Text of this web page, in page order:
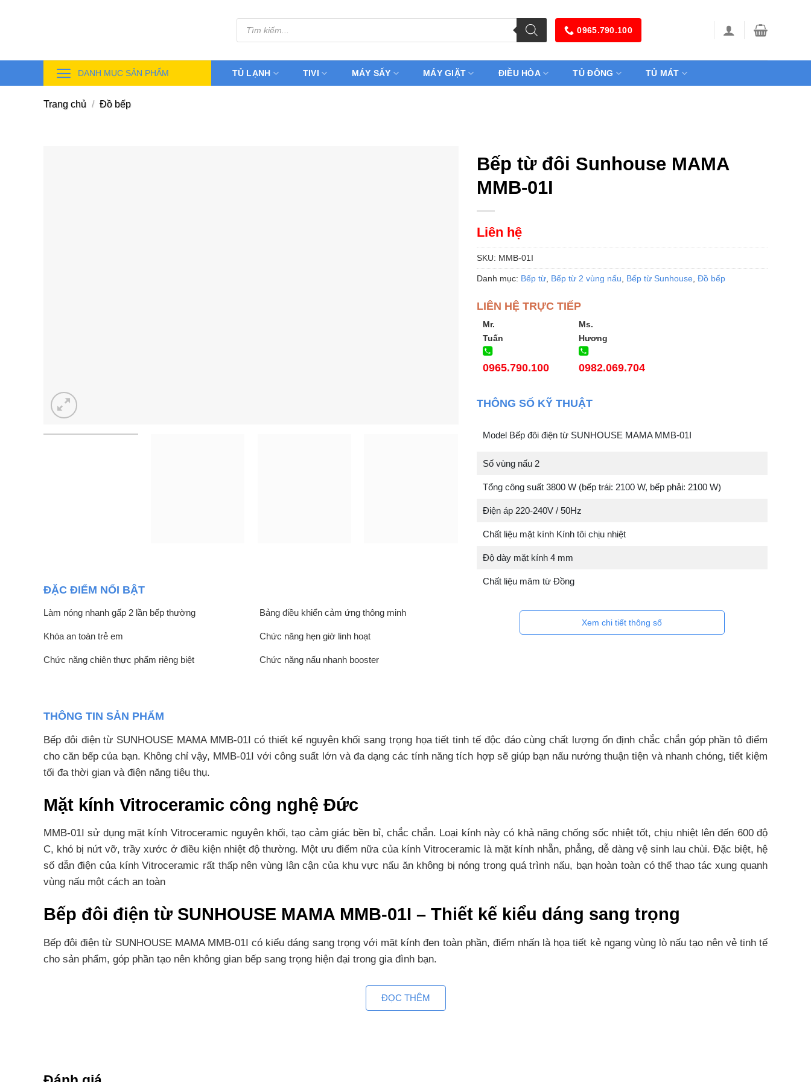
Tìm
kiếm
sản
0965.790.100
DANH MỤC SẢN PHẨM TỦ LẠNH TIVI MÁY SẤY MÁY GIẶT ĐIỀU HÒA TỦ ĐÔNG TỦ MÁT
Trang chủ / Đồ bếp
ĐẶC ĐIỂM NỔI BẬT
Làm nóng nhanh gấp 2 lần bếp thường Bảng điều khiển cảm ứng thông minh
Khóa an toàn trẻ em Chức năng hẹn giờ linh hoạt
Chức năng chiên thực phẩm riêng biệt Chức năng nấu nhanh booster
Bếp từ đôi Sunhouse MAMA
MMB-01I
Liên hệ
SKU: MMB-01I
Danh mục: Bếp từ, Bếp từ 2 vùng nấu Bếp từ Sunhouse Đồ bếp
LIÊN HỆ TRỰC TIẾP
Mr.
Tuấn
0965.790.100
Ms.
Hương
0982.069.704
THÔNG SỐ KỸ THUẬT
Model Bếp đôi điện từ SUNHOUSE MAMA MMB-01I
Số vùng nấu 2
Tổng công suất 3800 W (bếp trái: 2100 W, bếp phải: 2100 W)
Điện áp 220-240V / 50Hz
Chất liệu mặt kính Kính tôi chịu nhiệt
Độ dày mặt kính 4 mm
Chất liệu mâm từ Đồng
Xem chi tiết thông số
THÔNG TIN SẢN PHẨM
Bếp đôi điện từ SUNHOUSE MAMA MMB-01I có thiết kế nguyên khối sang trọng họa tiết tinh tế độc đáo cùng chất lượng ổn định chắc chắn góp phần tô điểm
cho căn bếp của bạn. Không chỉ vậy, MMB-01I với công suất lớn và đa dạng các tính năng tích hợp sẽ giúp bạn nấu nướng thuận tiện và nhanh chóng, tiết kiệm
tối đa thời gian và điện năng tiêu thụ.
Mặt kính Vitroceramic công nghệ Đức
MMB-01I sử dụng mặt kính Vitroceramic nguyên khối, tạo cảm giác bền bỉ, chắc chắn. Loại kính này có khả năng chống sốc nhiệt tốt, chịu nhiệt lên đến 600 độ
C, khó bị nứt vỡ, trầy xước ở điều kiện nhiệt độ thường. Một ưu điểm nữa của kính Vitroceramic là mặt kính nhẵn, phẳng, dễ dàng vệ sinh lau chùi. Đặc biệt, hệ
số dẫn điện của kính Vitroceramic rất thấp nên vùng lân cận của khu vực nấu ăn không bị nóng trong quá trình nấu, bạn hoàn toàn có thể thao tác xung quanh
vùng nấu một cách an toàn
Bếp đôi điện từ SUNHOUSE MAMA MMB-01I – Thiết kế kiểu dáng sang trọng
Bếp đôi điện từ SUNHOUSE MAMA MMB-01I có kiểu dáng sang trọng với mặt kính đen toàn phần, điểm nhấn là họa tiết kẻ ngang vùng lò nấu tạo nên vẻ tinh tế
cho sản phẩm, góp phần tạo nên không gian bếp sang trọng hiện đại trong gia đình bạn.
Thiết kế lắp âm, Bảng điều khiển cảm ứng thông minh
ĐỌC THÊM